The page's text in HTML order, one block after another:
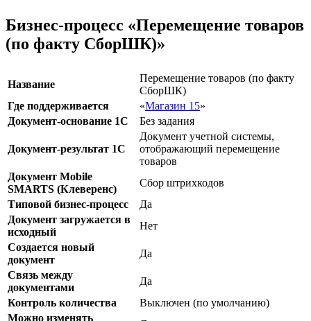
Бизнес-процесс «Перемещение товаров
(по факту СборШК)»
Название
Перемещение товаров (по факту
СборШК)
Где поддерживается
«Магазин 15»
Документ-основание 1С
Без задания
Документ-результат 1С
Документ учетной системы,
отображающий перемещение
товаров
Документ Mobile
SMARTS (Клеверенс)
Сбор штрихкодов
Типовой бизнес-процесс
Да
Документ загружается в
исходный
Нет
Создается новый
документ
Да
Связь между
документами
Да
Контроль количества
Выключен (по умолчанию)
Можно изменять